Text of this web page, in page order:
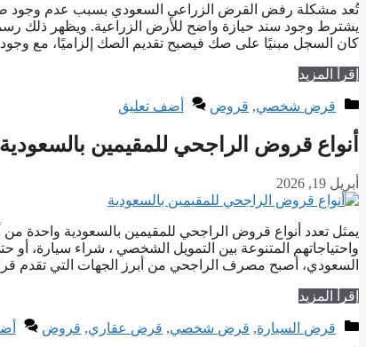
تُعد مشكلة رفض القرض الزراعي السعودي بسبب عدم وجود صك
يشترط وجود سند حيازة واضح للأرض الزراعية. ويظهر ذلك
كان السجل مبنيًا على صك فيصبح تقديم الصك إلزاميًا، مع
إقرأ المزيد
التصنيفات
قرض شخصي, قروض أضف تعليق
أنواع قروض الراجحي للمقيمين بالسعودية
أبريل 19, 2026
يمثل تعدد أنواع قروض الراجحي للمقيمين بالسعودية واحدة من
واحتياجاتهم المتنوعة بين التمويل الشخصي ، شراء سيارة،
السعودي، أصبح مصرف الراجحي من أبرز الجهات التي تقدم
إقرأ المزيد
التصنيفات
قرض السيارة, قرض شخصي, قرض عقاري, قروض